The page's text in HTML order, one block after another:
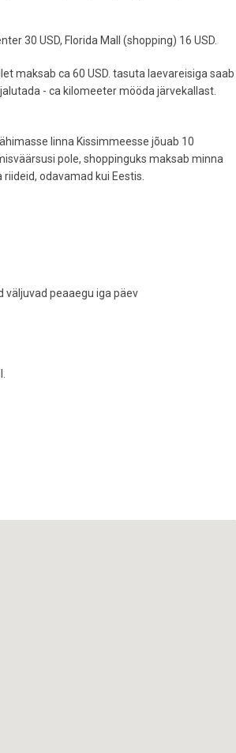
30 USD, Florida Mall (shopping) 16 USD.
maksab ca 60 USD. tasuta laevareisiga saab
- ca kilomeeter mööda järvekallast.
linna Kissimmeesse jõuab 10
pole, shoppinguks maksab minna
odavamad kui Eestis.
väljuvad peaaegu iga päev